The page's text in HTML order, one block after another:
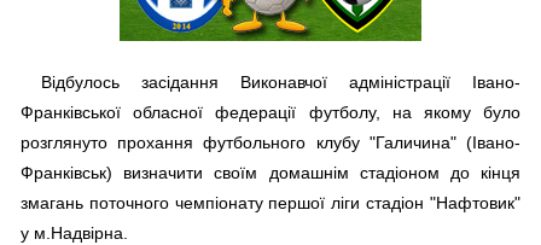
Відбулось засідання Виконавчої адміністрації Івано-
Франківської обласної федерації футболу, на якому було
розглянуто прохання футбольного клубу "Галичина" (Івано-
Франківськ) визначити своїм домашнім стадіоном до кінця
змагань поточного чемпіонату першої ліги стадіон "Нафтовик"
у м.Надвірна.